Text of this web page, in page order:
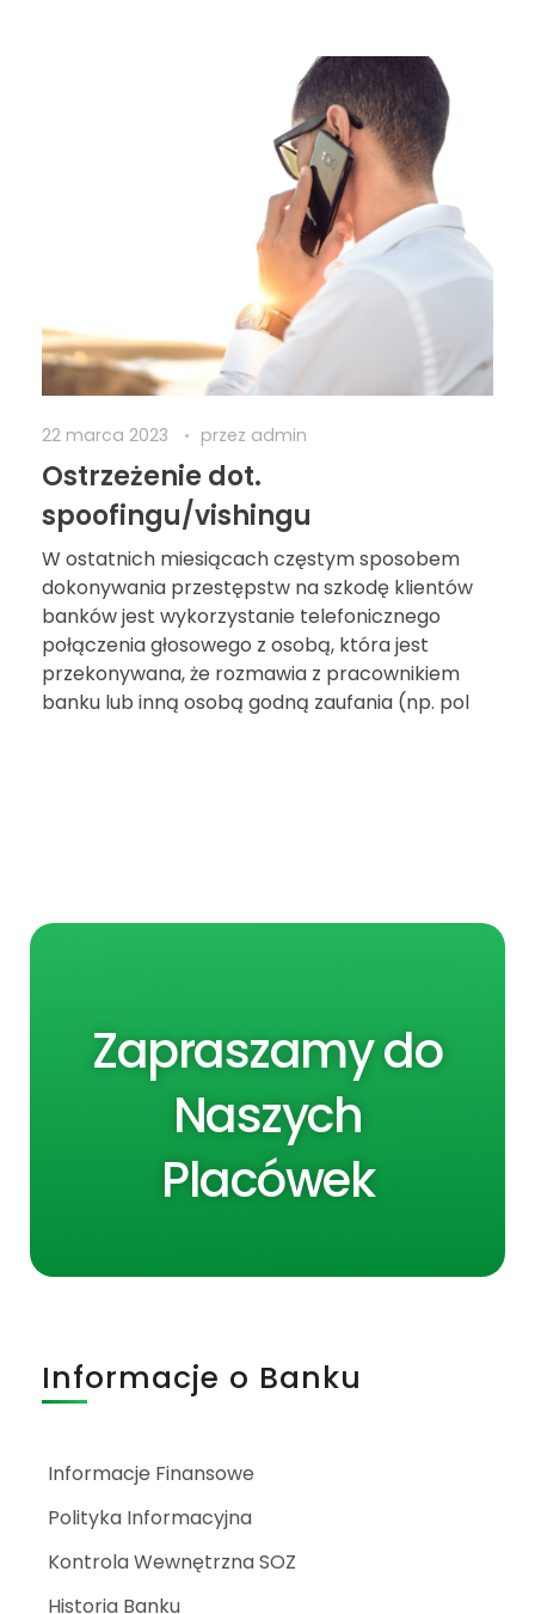
22 marca 2023 przez admin
Ostrzeżenie dot.
spoofingu/vishingu
W ostatnich miesiącach częstym sposobem
dokonywania przestępstw na szkodę klientów
banków jest wykorzystanie telefonicznego
połączenia głosowego z osobą, która jest
przekonywana, że rozmawia z pracownikiem
banku lub inną osobą godną zaufania (np. pol
Zapraszamy do
Naszych
Placówek
Informacje o Banku
Informacje Finansowe
Polityka Informacyjna
Kontrola Wewnętrzna SOZ
Historia Banku